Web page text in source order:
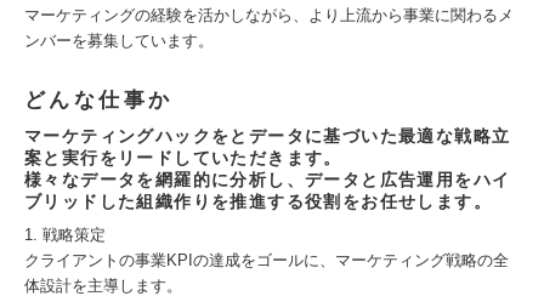
マーケティングの経験を活かしながら、より上流から事業に関わるメ
ンバーを募集しています。
どんな仕事か
マーケティングハックをとデータに基づいた最適な戦略立
案と実行をリードしていただきます。
様々なデータを網羅的に分析し、データと広告運用をハイ
ブリッドした組織作りを推進する役割をお任せします。
1. 戦略策定
クライアントの事業KPIの達成をゴールに、マーケティング戦略の全
体設計を主導します。